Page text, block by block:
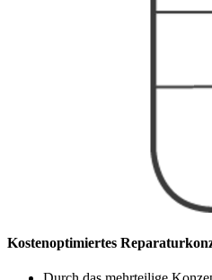
Kostenoptimiertes